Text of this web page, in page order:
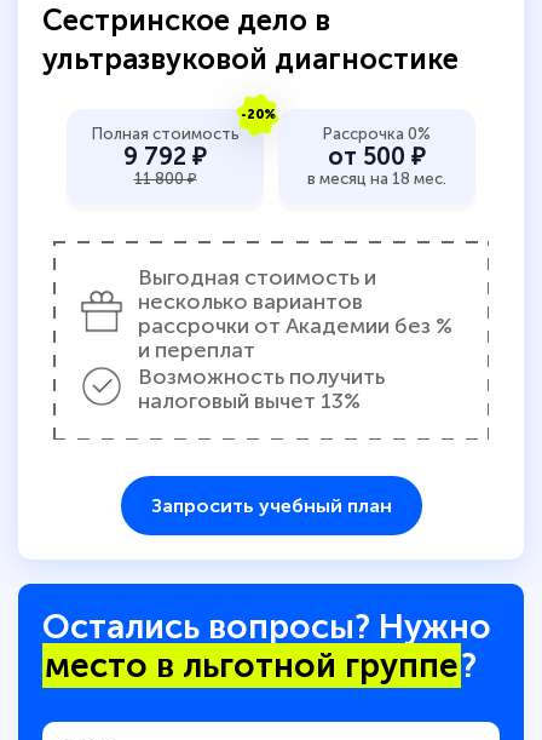
Сестринское дело в
ультразвуковой диагностике
-20%
Полная стоимость
9 792 ₽
11 800 ₽
Рассрочка 0%
от 500 ₽
в месяц на 18 мес.
Выгодная стоимость и
несколько вариантов
рассрочки от Академии без %
и переплат
Возможность получить
налоговый вычет 13%
Запросить учебный план
Остались вопросы? Нужно
место в льготной группе?